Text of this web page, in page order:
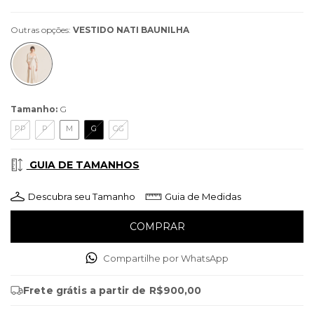
Outras opções: VESTIDO NATI BAUNILHA
Tamanho: G
PP P M G GG
GUIA DE TAMANHOS
Descubra seu Tamanho Guia de Medidas
Compartilhe por WhatsApp
Frete grátis a partir de R$900,00